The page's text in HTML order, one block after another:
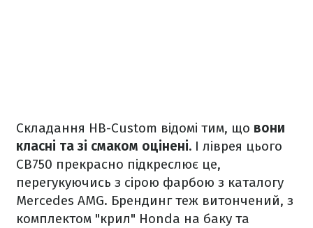
Складання HB-Custom відомі тим, що вони
класні та зі смаком оцінені. І ліврея цього
CB750 прекрасно підкреслює це,
перегукуючись з сірою фарбою з каталогу
Mercedes AMG. Брендинг теж витончений, з
комплектом "крил" Honda на баку та